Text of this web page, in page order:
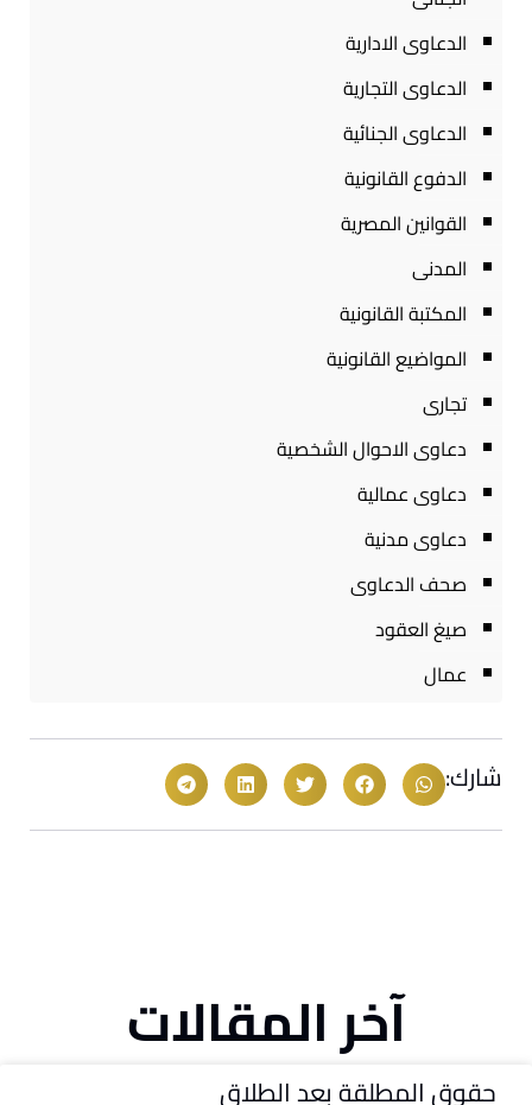
الدعاوى الادارية
الدعاوى التجارية
الدعاوى الجنائية
الدفوع القانونية
القوانين المصرية
المدنى
المكتبة القانونية
المواضيع القانونية
تجارى
دعاوى الاحوال الشخصية
دعاوى عمالية
دعاوى مدنية
صحف الدعاوى
صيغ العقود
عمال
شارك:
آخر المقالات
حقوق المطلقة بعد الطلاق